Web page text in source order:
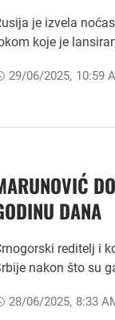
je izvela
koje je
29/06/2025, 10:59
DANA
reditelj i
nakon što su
28/06/2025, 8:33